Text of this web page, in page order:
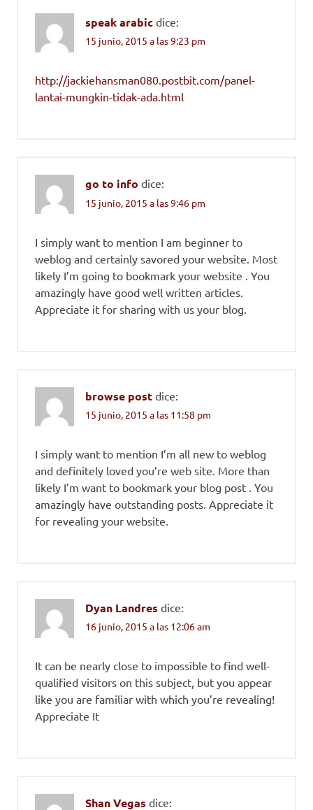
speak arabic dice:
15 junio, 2015 a las 9:23 pm
http://jackiehansman080.postbit.com/panel-
lantai-mungkin-tidak-ada.html
go to info dice:
15 junio, 2015 a las 9:46 pm
I simply want to mention I am beginner to
weblog and certainly savored your website. Most
likely I’m going to bookmark your website . You
amazingly have good well written articles.
Appreciate it for sharing with us your blog.
browse post dice:
15 junio, 2015 a las 11:58 pm
I simply want to mention I’m all new to weblog
and definitely loved you’re web site. More than
likely I’m want to bookmark your blog post . You
amazingly have outstanding posts. Appreciate it
for revealing your website.
Dyan Landres dice:
16 junio, 2015 a las 12:06 am
It can be nearly close to impossible to find well-
qualified visitors on this subject, but you appear
like you are familiar with which you’re revealing!
Appreciate It
Shan Vegas dice: